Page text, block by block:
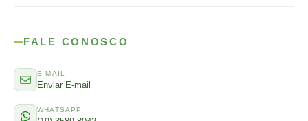
FALE CONOSCO
E-MAIL
Enviar E-mail
WHATSAPP